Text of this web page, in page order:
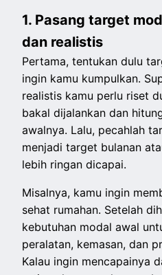
1. Pasang target
dan realistis
Pertama, tentukan dulu
ingin kamu kumpulkan.
realistis kamu perlu riset
bakal dijalankan dan
awalnya. Lalu, pecahlah
menjadi target bulanan
lebih ringan dicapai.
Misalnya, kamu ingin
sehat rumahan. Setelah
kebutuhan modal awal
peralatan, kemasan, dan
Kalau ingin mencapainya